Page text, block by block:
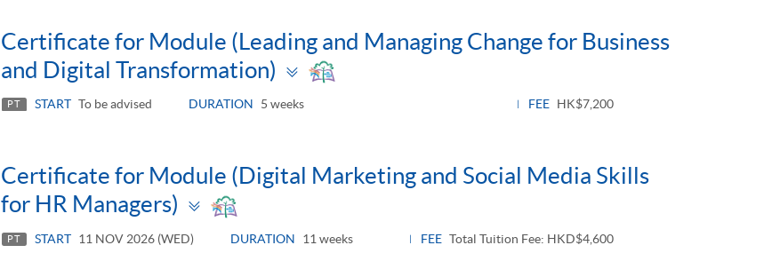
Certificate for Module (Leading and Managing Change for Business
and Digital Transformation)
Toggle
PT START To be advised DURATION 5 weeks FEE HK$7,200
Certificate for Module (Digital Marketing and Social Media Skills
for HR Managers)
Toggle
panel
PT START 11 NOV 2026 (WED) DURATION 11 weeks FEE Total Tuition Fee: HKD$4,600